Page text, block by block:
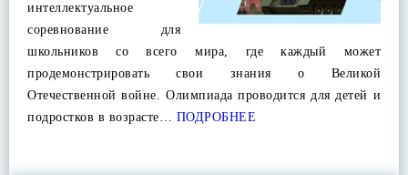
интеллектуальное
соревнование для
школьников со всего мира, где каждый может
продемонстрировать свои знания о Великой
Отечественной войне. Олимпиада проводится для детей и
подростков в возрасте… ПОДРОБНЕЕ